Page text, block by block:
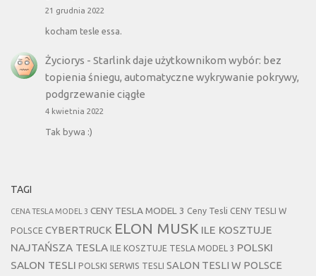
21 grudnia 2022
kocham tesle essa.
Życiorys - Starlink daje użytkownikom wybór: bez
topienia śniegu, automatyczne wykrywanie pokrywy,
podgrzewanie ciągłe
4 kwietnia 2022
Tak bywa :)
TAGI
CENA TESLA MODEL 3 CENY TESLA MODEL 3 Ceny Tesli CENY TESLI W
POLSCE CYBERTRUCK ELON MUSK ILE KOSZTUJE
NAJTAŃSZA TESLA
ILE KOSZTUJE TESLA MODEL 3 POLSKI
SALON TESLI POLSKI SERWIS TESLI SALON TESLI W POLSCE